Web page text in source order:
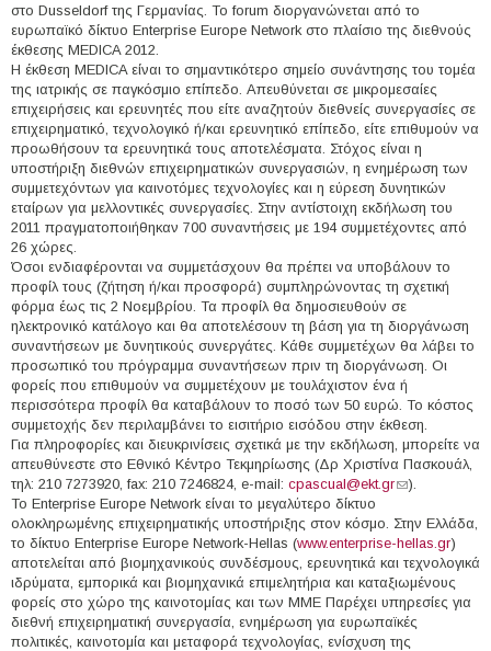
στο Dusseldorf της Γερμανίας. Το forum διοργανώνεται από το
ευρωπαϊκό δίκτυο Enterprise Europe Network στο πλαίσιο της διεθνούς
έκθεσης MEDICA 2012.
Η έκθεση MEDICA είναι το σημαντικότερο σημείο συνάντησης του τομέα
της ιατρικής σε παγκόσμιο επίπεδο. Απευθύνεται σε μικρομεσαίες
επιχειρήσεις και ερευνητές που είτε αναζητούν διεθνείς συνεργασίες σε
επιχειρηματικό, τεχνολογικό ή/και ερευνητικό επίπεδο, είτε επιθυμούν να
προωθήσουν τα ερευνητικά τους αποτελέσματα. Στόχος είναι η
υποστήριξη διεθνών επιχειρηματικών συνεργασιών, η ενημέρωση των
συμμετεχόντων για καινοτόμες τεχνολογίες και η εύρεση δυνητικών
εταίρων για μελλοντικές συνεργασίες. Στην αντίστοιχη εκδήλωση του
2011 πραγματοποιήθηκαν 700 συναντήσεις με 194 συμμετέχοντες από
26 χώρες.
Όσοι ενδιαφέρονται να συμμετάσχουν θα πρέπει να υποβάλουν το
προφίλ τους (ζήτηση ή/και προσφορά) συμπληρώνοντας τη σχετική
φόρμα έως τις 2 Νοεμβρίου. Τα προφίλ θα δημοσιευθούν σε
ηλεκτρονικό κατάλογο και θα αποτελέσουν τη βάση για τη διοργάνωση
συναντήσεων με δυνητικούς συνεργάτες. Κάθε συμμετέχων θα λάβει το
προσωπικό του πρόγραμμα συναντήσεων πριν τη διοργάνωση. Οι
φορείς που επιθυμούν να συμμετέχουν με τουλάχιστον ένα ή
περισσότερα προφίλ θα καταβάλουν το ποσό των 50 ευρώ. Το κόστος
συμμετοχής δεν περιλαμβάνει το εισιτήριο εισόδου στην έκθεση.
Για πληροφορίες και διευκρινίσεις σχετικά με την εκδήλωση, μπορείτε να
απευθύνεστε στο Εθνικό Κέντρο Τεκμηρίωσης (Δρ Χριστίνα Πασκουάλ,
τηλ: 210 7273920, fax: 210 7246824, e-mail: cpascual@ekt.gr(link sends e-
).
Το Enterprise Europe Network είναι το μεγαλύτερο δίκτυο
ολοκληρωμένης επιχειρηματικής υποστήριξης στον κόσμο. Στην Ελλάδα,
το δίκτυο Enterprise Europe Network-Hellas (www.enterprise-hellas.gr)
αποτελείται από βιομηχανικούς συνδέσμους, ερευνητικά και τεχνολογικά
ιδρύματα, εμπορικά και βιομηχανικά επιμελητήρια και καταξιωμένους
φορείς στο χώρο της καινοτομίας και των ΜΜΕ Παρέχει υπηρεσίες για
διεθνή επιχειρηματική συνεργασία, ενημέρωση για ευρωπαϊκές
πολιτικές, καινοτομία και μεταφορά τεχνολογίας, ενίσχυση της